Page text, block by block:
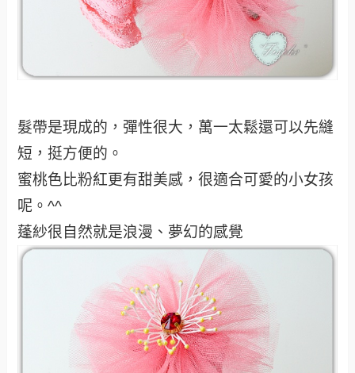
髮帶是現成的，彈性很大，萬一太鬆還可以先縫
短，挺方便的。
蜜桃色比粉紅更有甜美感，很適合可愛的小女孩
呢。^^
蓬紗很自然就是浪漫、夢幻的感覺